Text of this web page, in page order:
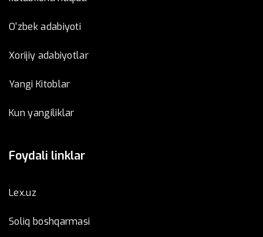
O'zbek adabiyoti
Xorijiy adabiyotlar
Yangi Kitoblar
Kun yangiliklar
Foydali linklar
Lex.uz
Soliq boshqarmasi